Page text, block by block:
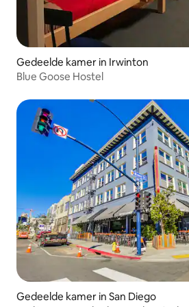
Gedeelde kamer in Irwinton
Blue Goose Hostel
Gedeelde kamer in San Diego